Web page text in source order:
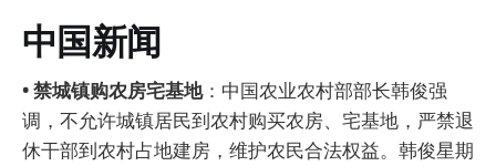
中国新闻
• 禁城镇购农房宅基地：中国农业农村部部长韩俊强
调，不允许城镇居民到农村购买农房、宅基地，严禁退
休干部到农村占地建房，维护农民合法权益。韩俊星期